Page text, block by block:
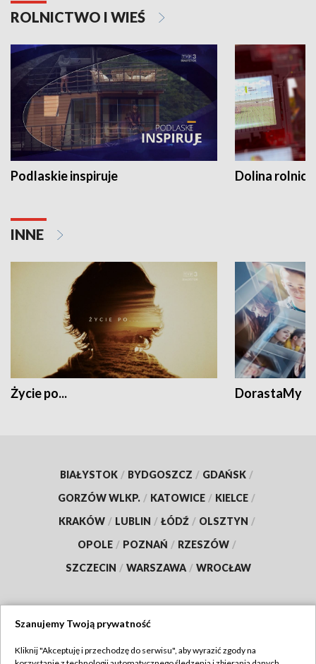
ROLNICTWO I WIEŚ
Podlaskie inspiruje Dolina
INNE
Życie po... DorastaMy
BIAŁYSTOK / BYDGOSZCZ / GDAŃSK /
GORZÓW WLKP. / KATOWICE / KIELCE /
KRAKÓW / LUBLIN / ŁÓDŹ / OLSZTYN /
OPOLE / POZNAŃ / RZESZÓW /
SZCZECIN / WARSZAWA / WROCŁAW
Szanujemy Twoją prywatność
Kliknij "Akceptuję i przechodzę do serwisu", aby wyrazić zgody na